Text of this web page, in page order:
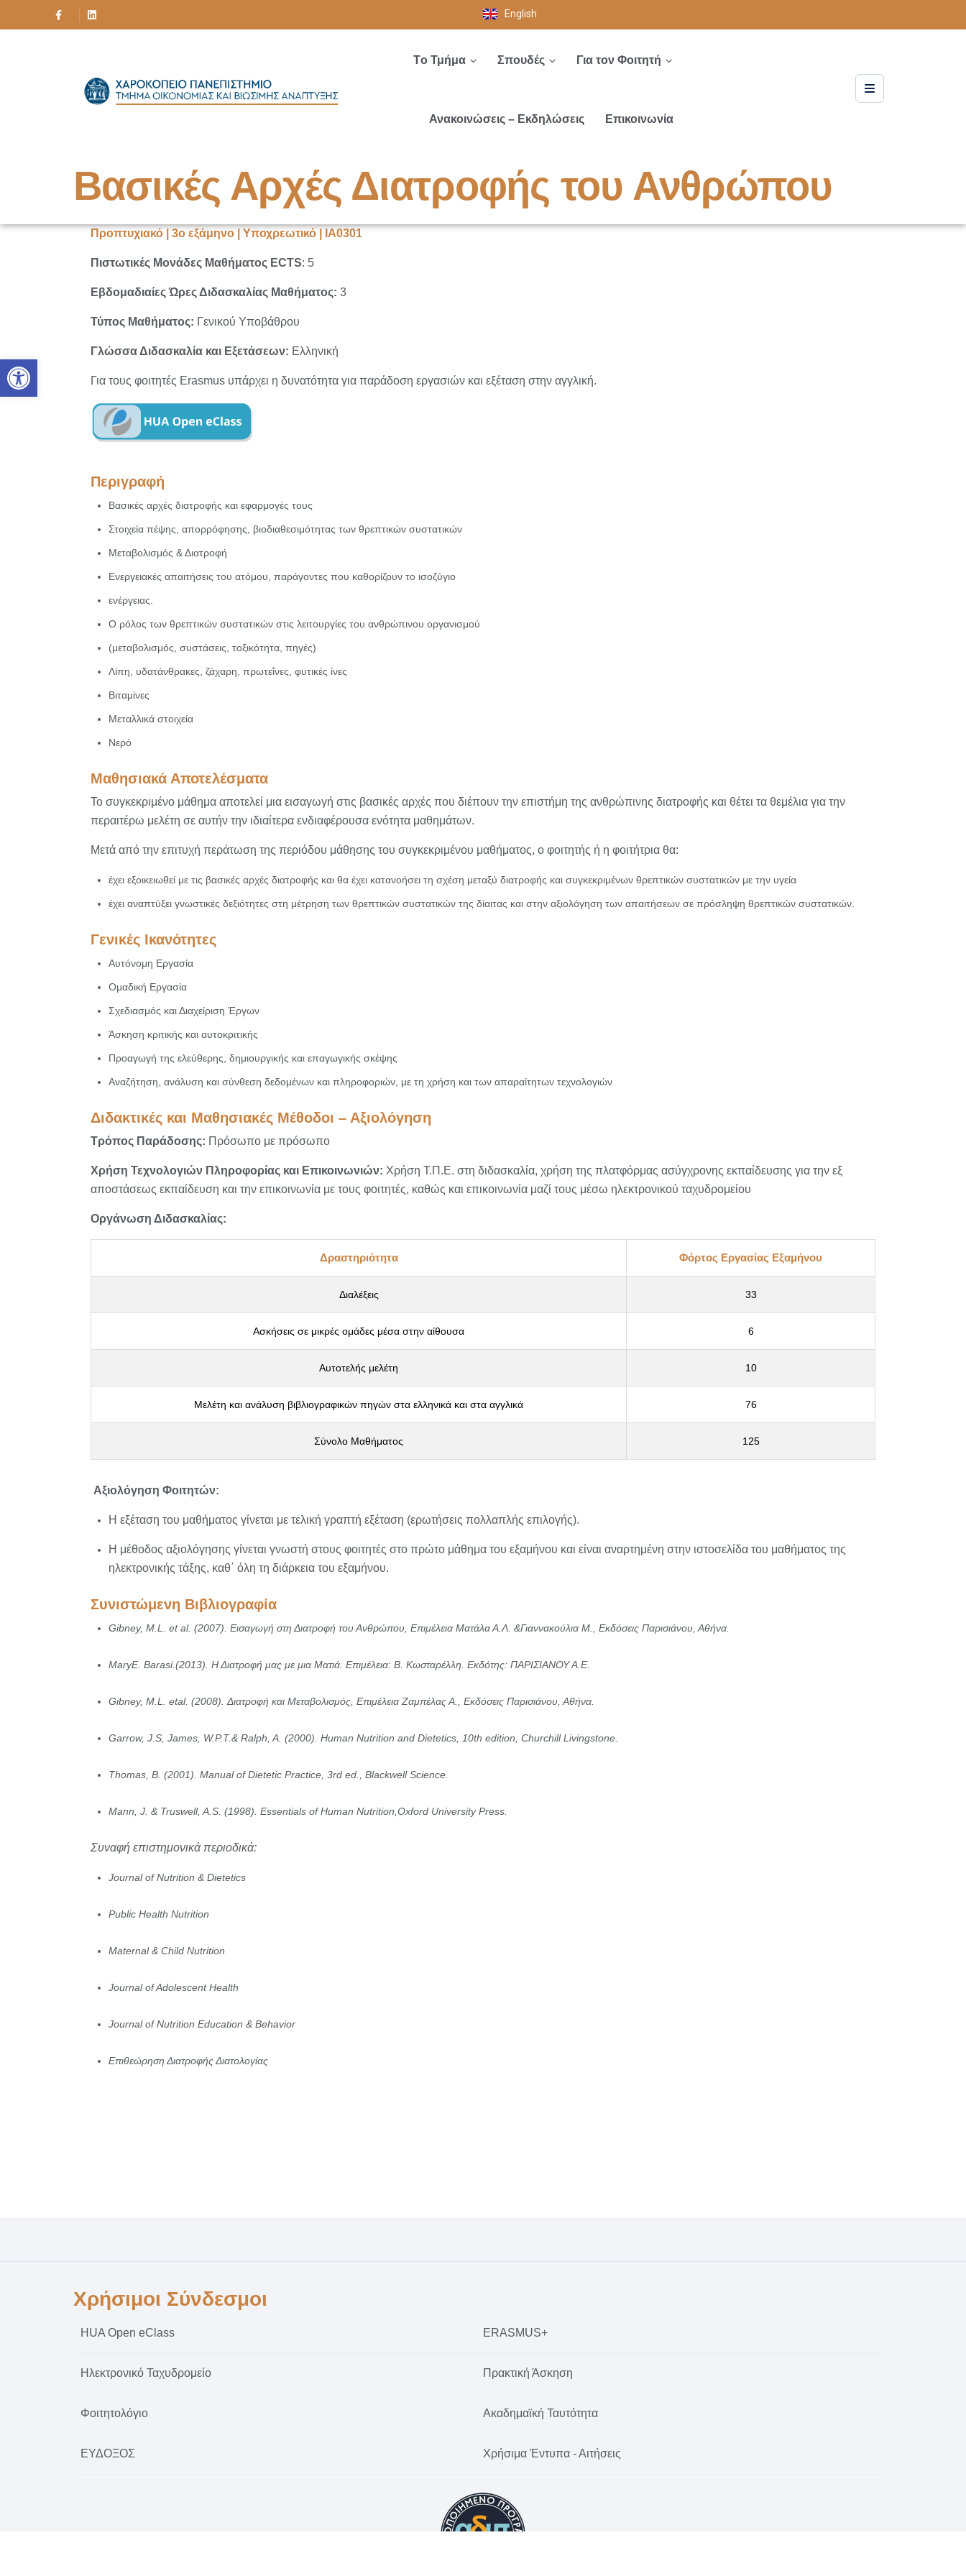
Ανοίξτε τη γραμμή εργαλείων
English
Tο Τμήμα Σπουδές Για τον Φοιτητή
Ανακοινώσεις – Εκδηλώσεις Επικοινωνία
Βασικές Αρχές Διατροφής του Ανθρώπου
Προπτυχιακό | 3ο εξάμηνο | Υποχρεωτικό | ΙΑ0301
Πιστωτικές Μονάδες Μαθήματος ECTS: 5
Εβδομαδιαίες Ώρες Διδασκαλίας Μαθήματος: 3
Τύπος Μαθήματος: Γενικού Υποβάθρου
Γλώσσα Διδασκαλία και Εξετάσεων: Ελληνική
Για τους φοιτητές Erasmus υπάρχει η δυνατότητα για παράδοση εργασιών και εξέταση στην αγγλική.
Περιγραφή
Βασικές αρχές διατροφής και εφαρμογές τους
Στοιχεία πέψης, απορρόφησης, βιοδιαθεσιμότητας των θρεπτικών συστατικών
Μεταβολισμός & Διατροφή
Ενεργειακές απαιτήσεις του ατόμου, παράγοντες που καθορίζουν το ισοζύγιο
ενέργειας.
Ο ρόλος των θρεπτικών συστατικών στις λειτουργίες του ανθρώπινου οργανισμού
(μεταβολισμός, συστάσεις, τοξικότητα, πηγές)
Λίπη, υδατάνθρακες, ζάχαρη, πρωτεΐνες, φυτικές ίνες
Βιταμίνες
Μεταλλικά στοιχεία
Νερό
Μαθησιακά Αποτελέσματα
Το συγκεκριμένο μάθημα αποτελεί μια εισαγωγή στις βασικές αρχές που διέπουν την επιστήμη της ανθρώπινης διατροφής και θέτει τα θεμέλια για την
περαιτέρω μελέτη σε αυτήν την ιδιαίτερα ενδιαφέρουσα ενότητα μαθημάτων.
Μετά από την επιτυχή περάτωση της περιόδου μάθησης του συγκεκριμένου μαθήματος, ο φοιτητής ή η φοιτήτρια θα:
έχει εξοικειωθεί με τις βασικές αρχές διατροφής και θα έχει κατανοήσει τη σχέση μεταξύ διατροφής και συγκεκριμένων θρεπτικών συστατικών με την υγεία
έχει αναπτύξει γνωστικές δεξιότητες στη μέτρηση των θρεπτικών συστατικών της δίαιτας και στην αξιολόγηση των απαιτήσεων σε πρόσληψη θρεπτικών συστατικών.
Γενικές Ικανότητες
Αυτόνομη Εργασία
Ομαδική Εργασία
Σχεδιασμός και Διαχείριση Έργων
Άσκηση κριτικής και αυτοκριτικής
Προαγωγή της ελεύθερης, δημιουργικής και επαγωγικής σκέψης
Αναζήτηση, ανάλυση και σύνθεση δεδομένων και πληροφοριών, με τη χρήση και των απαραίτητων τεχνολογιών
Διδακτικές και Μαθησιακές Μέθοδοι – Αξιολόγηση
Τρόπος Παράδοσης: Πρόσωπο με πρόσωπο
Χρήση Τεχνολογιών Πληροφορίας και Επικοινωνιών: Χρήση Τ.Π.Ε. στη διδασκαλία, χρήση της πλατφόρμας ασύγχρονης εκπαίδευσης για την εξ
αποστάσεως εκπαίδευση και την επικοινωνία με τους φοιτητές, καθώς και επικοινωνία μαζί τους μέσω ηλεκτρονικού ταχυδρομείου
Οργάνωση Διδασκαλίας:
Δραστηριότητα Φόρτος Εργασίας Εξαμήνου
Διαλέξεις 33
Ασκήσεις σε μικρές ομάδες μέσα στην αίθουσα 6
Αυτοτελής μελέτη 10
Μελέτη και ανάλυση βιβλιογραφικών πηγών στα ελληνικά και στα αγγλικά 76
Σύνολο Μαθήματος 125
Αξιολόγηση Φοιτητών:
Η εξέταση του μαθήματος γίνεται με τελική γραπτή εξέταση (ερωτήσεις πολλαπλής επιλογής).
H μέθοδος αξιολόγησης γίνεται γνωστή στους φοιτητές στο πρώτο μάθημα του εξαμήνου και είναι αναρτημένη στην ιστοσελίδα του μαθήματος της
ηλεκτρονικής τάξης, καθ΄ όλη τη διάρκεια του εξαμήνου.
Συνιστώμενη Βιβλιογραφία
Gibney, M.L. et al. (2007). Εισαγωγή στη Διατροφή του Ανθρώπου, Επιμέλεια Ματάλα Α.Λ. &Γιαννακούλια Μ., Εκδόσεις Παρισιάνου, Αθήνα.
MaryE. Barasi.(2013). Η Διατροφή μας με μια Ματιά. Επιμέλεια: Β. Κωσταρέλλη. Εκδότης: ΠΑΡΙΣΙΑΝΟΥ Α.Ε.
Gibney, M.L. etal. (2008). Διατροφή και Μεταβολισμός, Επιμέλεια Ζαμπέλας Α., Εκδόσεις Παρισιάνου, Αθήνα.
Garrow, J.S, James, W.P.T.& Ralph, A. (2000). Human Nutrition and Dietetics, 10th edition, Churchill Livingstone.
Thomas, B. (2001). Manual of Dietetic Practice, 3rd ed., Blackwell Science.
Mann, J. & Truswell, A.S. (1998). Essentials of Human Nutrition,Oxford University Press.
Συναφή επιστημονικά περιοδικά:
Journal of Nutrition & Dietetics
Public Health Nutrition
Maternal & Child Nutrition
Journal of Adolescent Health
Journal of Nutrition Education & Behavior
Επιθεώρηση Διατροφής Διατολογίας
Χρήσιμοι Σύνδεσμοι
HUA Open eClass
Ηλεκτρονικό Ταχυδρομείο
Φοιτητολόγιο
ΕΥΔΟΞΟΣ
ERASMUS+
Πρακτική Άσκηση
Ακαδημαϊκή Ταυτότητα
Χρήσιμα Έντυπα - Αιτήσεις